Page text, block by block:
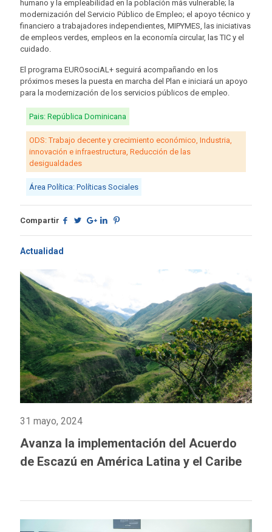
humano y la empleabilidad en la población más vulnerable; la
modernización del Servicio Público de Empleo; el apoyo técnico y
financiero a trabajadores independientes, MIPYMES, las iniciativas
de empleos verdes, empleos en la economía circular, las TIC y el
cuidado.
El programa EUROsociAL+ seguirá acompañando en los
próximos meses la puesta en marcha del Plan e iniciará un apoyo
para la modernización de los servicios públicos de empleo.
Pais: República Dominicana
ODS: Trabajo decente y crecimiento económico, Industria,
innovación e infraestructura, Reducción de las
desigualdades
Área Política: Políticas Sociales
Compartir
Actualidad
31 mayo, 2024
Avanza la implementación del Acuerdo
de Escazú en América Latina y el Caribe